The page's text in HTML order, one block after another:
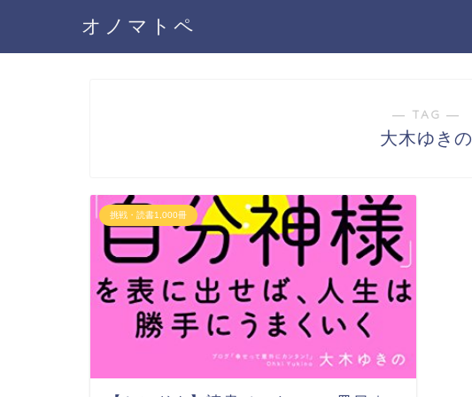
オノマトペ
― TAG ―
大木ゆきの
挑戦・読書1,000冊